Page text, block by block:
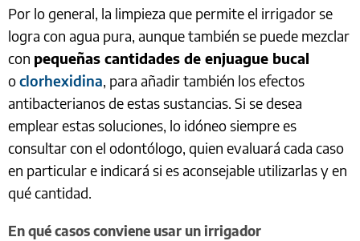
Por lo general, la limpieza que permite el irrigador se
logra con agua pura, aunque también se puede mezclar
con pequeñas cantidades de enjuague bucal
oclorhexidina, para añadir también los efectos
antibacterianos de estas sustancias. Si se desea
emplear estas soluciones, lo idóneo siempre es
consultar con el odontólogo, quien evaluará cada caso
en particular e indicará si es aconsejable utilizarlas y en
qué cantidad.
En qué casos conviene usar un irrigador